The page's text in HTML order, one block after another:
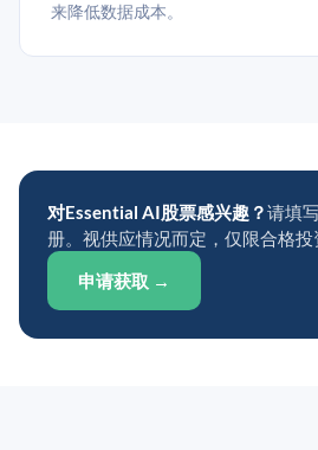
来降低数据成本。
对Essential AI股票感兴趣？请填
册。视供应情况而定，仅限合格投
申请获取 →